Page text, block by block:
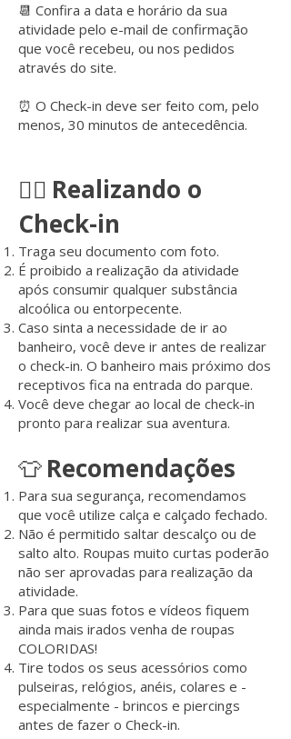
📆 Confira a data e horário da sua
atividade pelo e-mail de confirmação
que você recebeu, ou nos pedidos
através do site.
⏰ O Check-in deve ser feito com, pelo
menos, 30 minutos de antecedência.
💁‍♀️ Realizando o
Check-in
Traga seu documento com foto.
É proibido a realização da atividade
após consumir qualquer substância
alcoólica ou entorpecente.
Caso sinta a necessidade de ir ao
banheiro, você deve ir antes de realizar
o check-in. O banheiro mais próximo dos
receptivos fica na entrada do parque.
Você deve chegar ao local de check-in
pronto para realizar sua aventura.
👕 Recomendações
Para sua segurança, recomendamos
que você utilize calça e calçado fechado.
Não é permitido saltar descalço ou de
salto alto. Roupas muito curtas poderão
não ser aprovadas para realização da
atividade.
Para que suas fotos e vídeos fiquem
ainda mais irados venha de roupas
COLORIDAS!
Tire todos os seus acessórios como
pulseiras, relógios, anéis, colares e -
especialmente - brincos e piercings
antes de fazer o Check-in.